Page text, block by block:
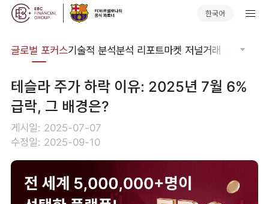
한국어
글로벌 포커스기술적 분석분석 리포트마켓 저널거래 소프트웨어
테슬라 주가 하락 이유: 2025년 7월 6%
급락, 그 배경은?
게시일: 2025-07-07
수정일: 2025-09-10